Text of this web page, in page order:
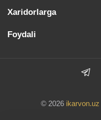
Xaridorlarga
Foydali
© 2026 ikarvon.uz